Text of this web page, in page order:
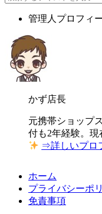
管理人プロフィ
かず店長
元携帯ショップ
付も2年経験。現
⇒詳しいプロ
ホーム
プライバシーポ
免責事項